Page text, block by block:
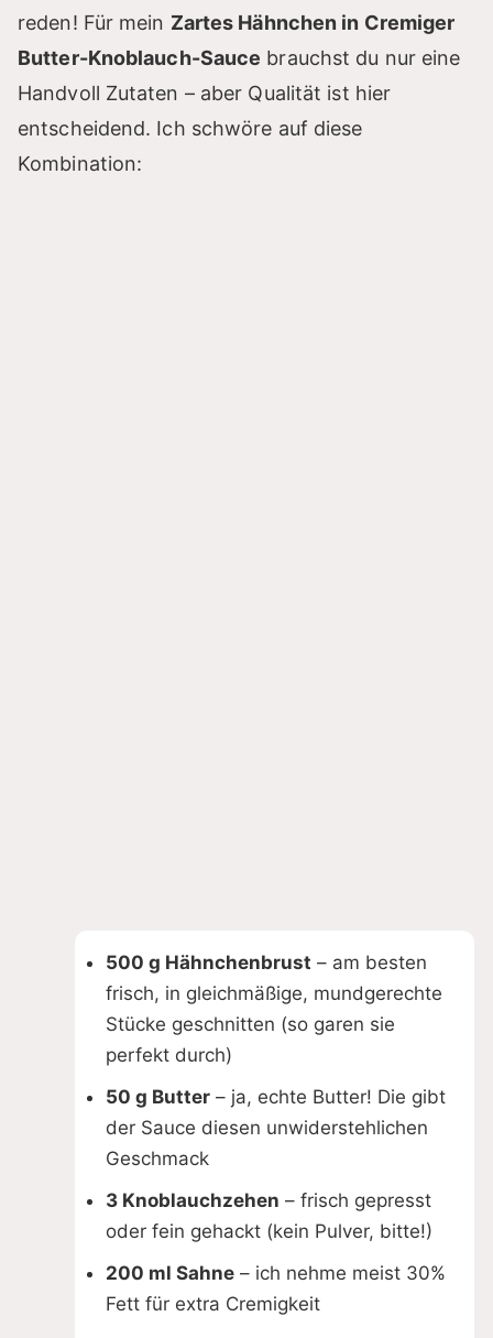
d
e
o
reden! Für mein Zartes Hähnchen in Cremiger
Butter-Knoblauch-Sauce brauchst du nur eine
Handvoll Zutaten – aber Qualität ist hier
entscheidend. Ich schwöre auf diese
Kombination:
500 g Hähnchenbrust – am besten
frisch, in gleichmäßige, mundgerechte
Stücke geschnitten (so garen sie
perfekt durch)
50 g Butter – ja, echte Butter! Die gibt
der Sauce diesen unwiderstehlichen
Geschmack
3 Knoblauchzehen – frisch gepresst
oder fein gehackt (kein Pulver, bitte!)
200 ml Sahne – ich nehme meist 30%
Fett für extra Cremigkeit